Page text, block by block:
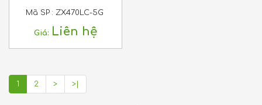
Mã SP : ZX470LC-5G
Giá: Liên hệ
1 2 > >|